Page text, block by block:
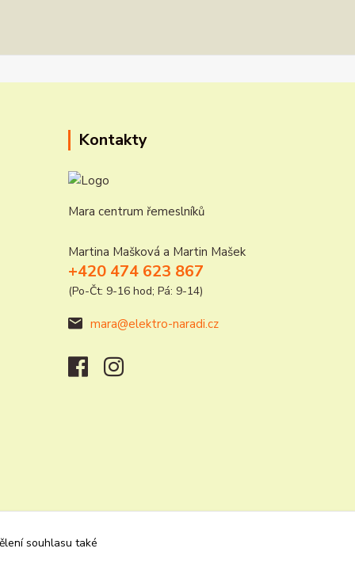
Kontakty
Mara centrum řemeslníků
Martina Mašková a Martin Mašek
+420 474 623 867
(Po-Čt: 9-16 hod; Pá: 9-14)
mara@elektro-naradi.cz
souhlasu také